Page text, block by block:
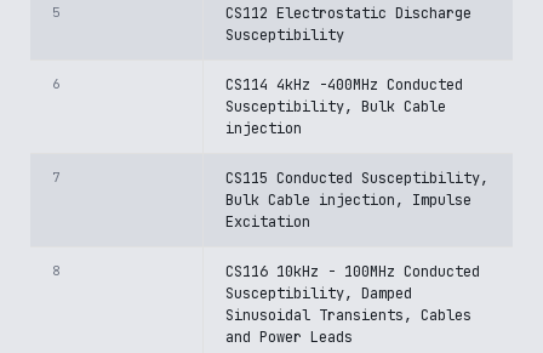
5
CS112 Electrostatic Discharge
Susceptibility
6
CS114 4kHz -400MHz Conducted
Susceptibility, Bulk Cable
injection
7
CS115 Conducted Susceptibility,
Bulk Cable injection, Impulse
Excitation
8
CS116 10kHz - 100MHz Conducted
Susceptibility, Damped
Sinusoidal Transients, Cables
and Power Leads